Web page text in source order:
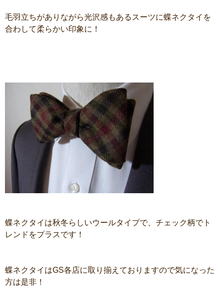
毛羽立ちがありながら光沢感もあるスーツに蝶ネクタイを
合わして柔らかい印象に！
蝶ネクタイは秋冬らしいウールタイプで、チェック柄でト
レンドをプラスです！
蝶ネクタイはGS各店に取り揃えておりますので気になった
方は是非！